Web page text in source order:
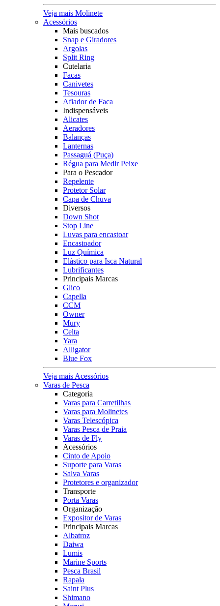
Veja mais Molinete
Acessórios
Mais buscados
Snap e Giradores
Argolas
Split Ring
Cutelaria
Facas
Canivetes
Tesouras
Afiador de Faca
Indispensáveis
Alicates
Aeradores
Balanças
Lanternas
Passaguá (Puça)
Régua para Medir Peixe
Para o Pescador
Repelente
Protetor Solar
Capa de Chuva
Diversos
Down Shot
Stop Line
Luvas para encastoar
Encastoador
Luz Química
Elástico para Isca Natural
Lubrificantes
Principais Marcas
Glico
Capella
CCM
Owner
Mury
Celta
Yara
Alligator
Blue Fox
Veja mais Acessórios
Varas de Pesca
Categoria
Varas para Carretilhas
Varas para Molinetes
Varas Telescópica
Varas Pesca de Praia
Varas de Fly
Acessórios
Cinto de Apoio
Suporte para Varas
Salva Varas
Protetores e organizador
Transporte
Porta Varas
Organização
Expositor de Varas
Principais Marcas
Albatroz
Daiwa
Lumis
Marine Sports
Pesca Brasil
Rapala
Saint Plus
Shimano